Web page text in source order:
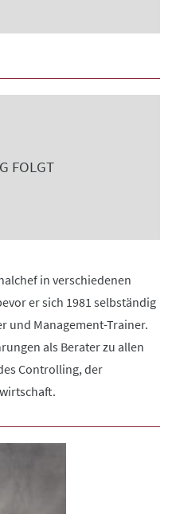
FOLGT
in verschiedenen
er sich 1981 selbständig
und Management-Trainer.
als Berater zu allen
Controlling, der